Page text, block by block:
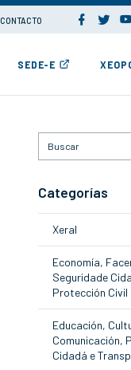
CONTACTO
SEDE-E
Categorías
Xeral
Economía,
Seguridade
Protección Civil
Educación,
Comunicación,
Cidadá e